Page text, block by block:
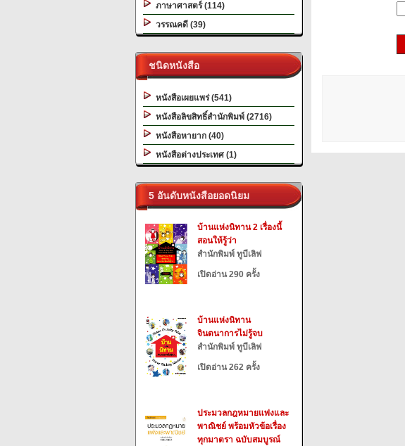
ภาษาศาสตร์ (114)
วรรณคดี (39)
ชนิดหนังสือ
หนังสือเผยแพร่ (541)
หนังสือลิขสิทธิ์สำนักพิมพ์ (2716)
หนังสือหายาก (40)
หนังสือต่างประเทศ (1)
5 อันดับหนังสือยอดนิยม
บ้านแห่งนิทาน 2 เรื่องนี้
สอนให้รู้ว่า
สำนักพิมพ์ ทูบีเลิฟ
เปิดอ่าน 290 ครั้ง
บ้านแห่งนิทาน
จินตนาการไม่รู้จบ
สำนักพิมพ์ ทูบีเลิฟ
เปิดอ่าน 262 ครั้ง
ประมวลกฎหมายแพ่งและ
พาณิชย์ พร้อมหัวข้อเรื่อง
ทุกมาตรา ฉบับสมบูรณ์